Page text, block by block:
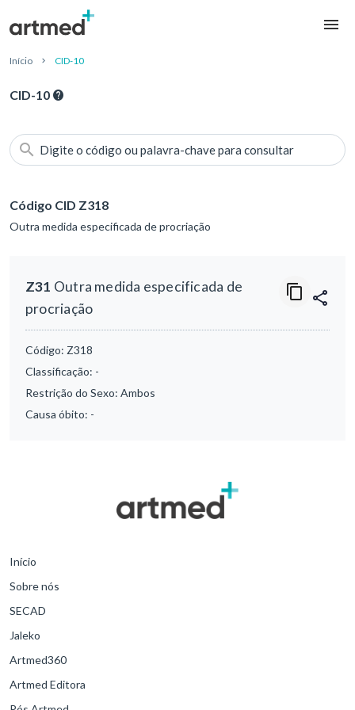
Início CID-10
CID-10
Digite o código ou palavra-chave para consultar
Código CID Z318
Outra medida especificada de procriação
Z31 Outra medida especificada de
procriação
Código: Z318
Classificação: -
Restrição do Sexo: Ambos
Causa óbito: -
Início
Sobre nós
SECAD
Jaleko
Artmed360
Artmed Editora